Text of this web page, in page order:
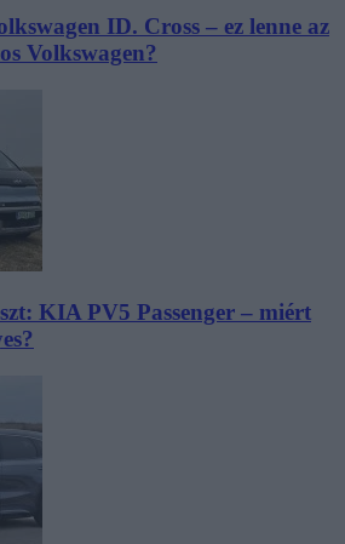
ID. Cross – ez lenne az
Volkswagen?
KIA PV5 Passenger – miért